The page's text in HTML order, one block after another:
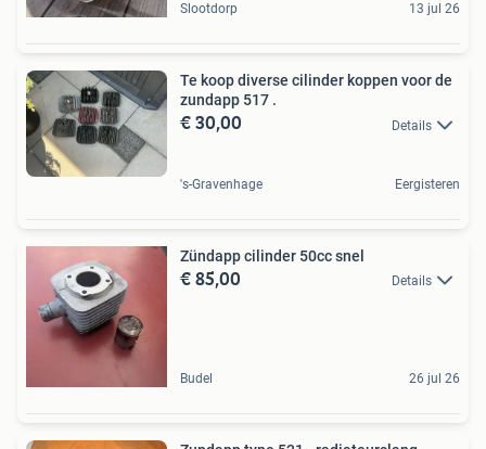
Slootdorp 13 jul 26
Te koop diverse cilinder koppen voor de
zundapp 517 .
€ 30,00 Details
's-Gravenhage Eergisteren
Zündapp cilinder 50cc snel
€ 85,00 Details
Budel 26 jul 26